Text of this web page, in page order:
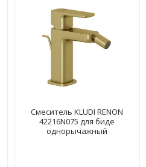
Смеситель KLUDI RENON
42216N075 для биде
однорычажный